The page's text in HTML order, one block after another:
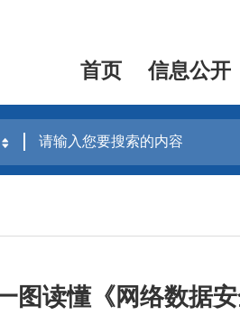
首页 信息公开
图读懂《网络数据安